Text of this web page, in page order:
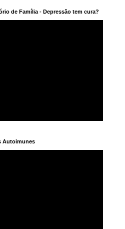
de Família - Depressão tem cura?
Autoimunes